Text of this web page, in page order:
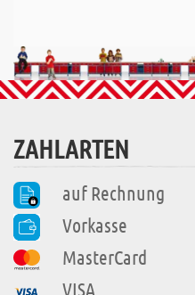
ZAHLARTEN
auf Rechnung
Vorkasse
MasterCard
VISA